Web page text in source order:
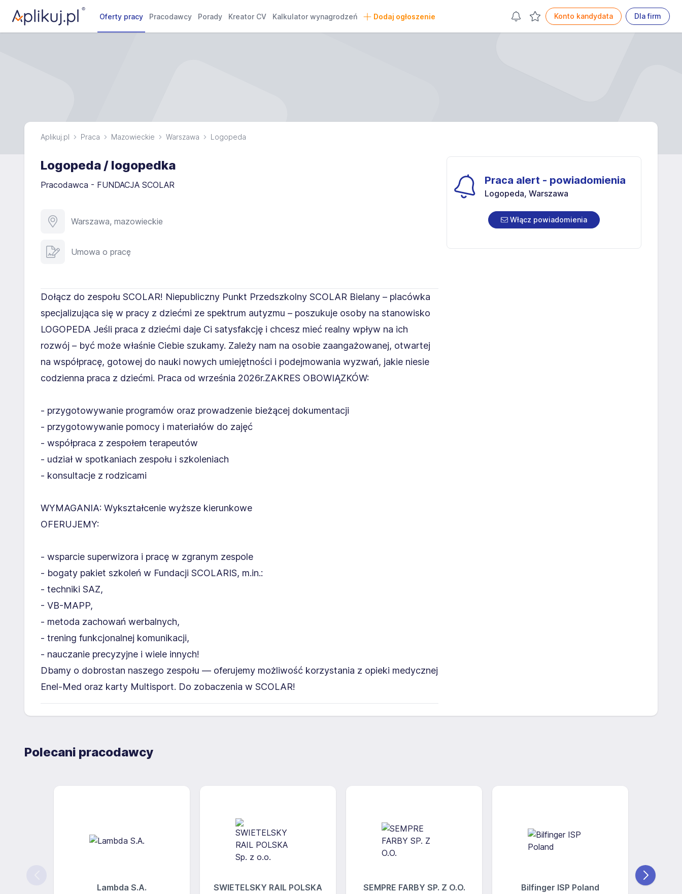
Oferty pracy Pracodawcy Porady Kreator CV Kalkulator wynagrodzeń Dodaj ogłoszenie Konto kandydata Dla firm
Aplikuj.pl Praca Mazowieckie Warszawa Logopeda
Logopeda / logopedka
Pracodawca - FUNDACJA SCOLAR
Warszawa, mazowieckie
Umowa o pracę
Dołącz do zespołu SCOLAR! Niepubliczny Punkt Przedszkolny SCOLAR Bielany – placówka
specjalizująca się w pracy z dziećmi ze spektrum autyzmu – poszukuje osoby na stanowisko
LOGOPEDA Jeśli praca z dziećmi daje Ci satysfakcję i chcesz mieć realny wpływ na ich
rozwój – być może właśnie Ciebie szukamy. Zależy nam na osobie zaangażowanej, otwartej
na współpracę, gotowej do nauki nowych umiejętności i podejmowania wyzwań, jakie niesie
codzienna praca z dziećmi. Praca od września 2026r.ZAKRES OBOWIĄZKÓW:
- przygotowywanie programów oraz prowadzenie bieżącej dokumentacji
- przygotowywanie pomocy i materiałów do zajęć
- współpraca z zespołem terapeutów
- udział w spotkaniach zespołu i szkoleniach
- konsultacje z rodzicami
WYMAGANIA: Wykształcenie wyższe kierunkowe
OFERUJEMY:
- wsparcie superwizora i pracę w zgranym zespole
- bogaty pakiet szkoleń w Fundacji SCOLARIS, m.in.:
- techniki SAZ,
- VB-MAPP,
- metoda zachowań werbalnych,
- trening funkcjonalnej komunikacji,
- nauczanie precyzyjne i wiele innych!
Dbamy o dobrostan naszego zespołu — oferujemy możliwość korzystania z opieki medycznej
Enel-Med oraz karty Multisport. Do zobaczenia w SCOLAR!
Praca alert - powiadomienia
Logopeda, Warszawa
Włącz powiadomienia
Polecani pracodawcy
Lambda S.A.
SWIETELSKY RAIL POLSKA
SEMPRE FARBY SP. Z O.O. Bilfinger ISP Poland